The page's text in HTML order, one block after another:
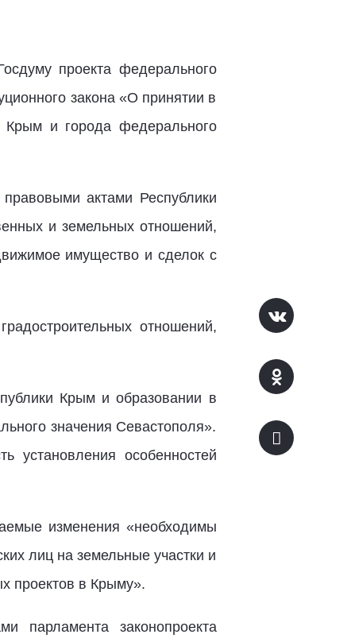
проекта федерального
закона «О принятии в
и города федерального
актами Республики
и земельных отношений,
имущество и сделок с
отношений,
Крым и образовании в
значения Севастополя».
установления особенностей
изменения «необходимы
лиц на земельные участки и
проектов в Крыму».
парламента законопроекта